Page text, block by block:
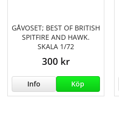
GÅVOSET; BEST OF BRITISH
SPITFIRE AND HAWK.
SKALA 1/72
300 kr
Info Köp